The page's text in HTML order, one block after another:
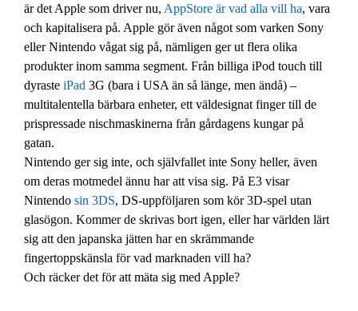
är det Apple som driver nu, AppStore är vad alla vill ha, vara
och kapitalisera på. Apple gör även något som varken Sony
eller Nintendo vågat sig på, nämligen ger ut flera olika
produkter inom samma segment. Från billiga iPod touch till
dyraste iPad 3G (bara i USA än så länge, men ändå) –
multitalentella bärbara enheter, ett väldesignat finger till de
prispressade nischmaskinerna från gårdagens kungar på
gatan.
Nintendo ger sig inte, och självfallet inte Sony heller, även
om deras motmedel ännu har att visa sig. På E3 visar
Nintendo sin 3DS, DS-uppföljaren som kör 3D-spel utan
glasögon. Kommer de skrivas bort igen, eller har världen lärt
sig att den japanska jätten har en skrämmande
fingertoppskänsla för vad marknaden vill ha?
Och räcker det för att mäta sig med Apple?